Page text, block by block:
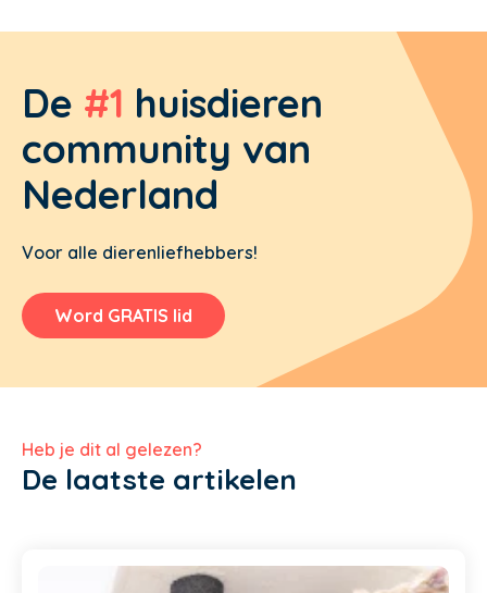
De #1 huisdieren
community van
Nederland
Voor alle dierenliefhebbers!
Word GRATIS lid
Heb je dit al gelezen?
De laatste artikelen